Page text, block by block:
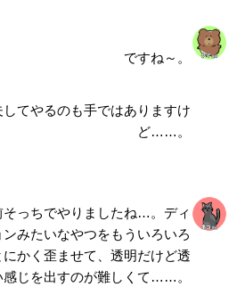
ですね～。
てやるのも手ではありますけ
ど……。
そっちでやりましたね…。ディ
ンみたいなやつをもういろいろ
かく歪ませて、透明だけど透
感じを出すのが難しくて……。